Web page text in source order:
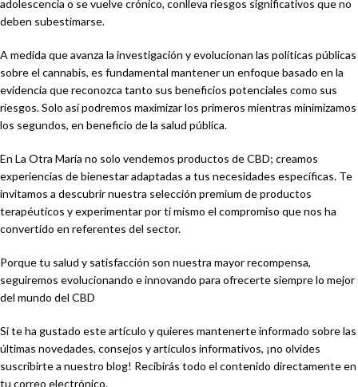
adolescencia o se vuelve crónico, conlleva riesgos significativos que no
deben subestimarse.
A medida que avanza la investigación y evolucionan las políticas públicas
sobre el cannabis, es fundamental mantener un enfoque basado en la
evidencia que reconozca tanto sus beneficios potenciales como sus
riesgos. Solo así podremos maximizar los primeros mientras minimizamos
los segundos, en beneficio de la salud pública.
En La Otra María no solo vendemos productos de CBD; creamos
experiencias de bienestar adaptadas a tus necesidades específicas. Te
invitamos a descubrir nuestra selección premium de productos
terapéuticos y experimentar por ti mismo el compromiso que nos ha
convertido en referentes del sector.
Porque tu salud y satisfacción son nuestra mayor recompensa,
seguiremos evolucionando e innovando para ofrecerte siempre lo mejor
del mundo del CBD
Si te ha gustado este artículo y quieres mantenerte informado sobre las
últimas novedades, consejos y artículos informativos, ¡no olvides
suscribirte a nuestro blog! Recibirás todo el contenido directamente en
tu correo electrónico.